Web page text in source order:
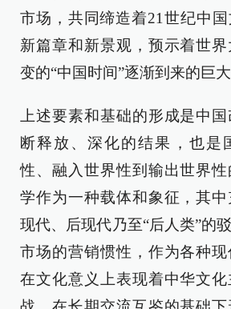
市场，共同缔造着21世纪中
新篇章和新景观，预示着世
变的“中国时间”逐渐到来的巨大
上述要素和基础的形成是中
断释放、深化的结果，也是
性、融入世界性到输出世界
学作为一种载体和象征，其中
现代、后现代乃至“后人类”的
市场的营销惯性，作为各种
在文化意义上表现着中华文